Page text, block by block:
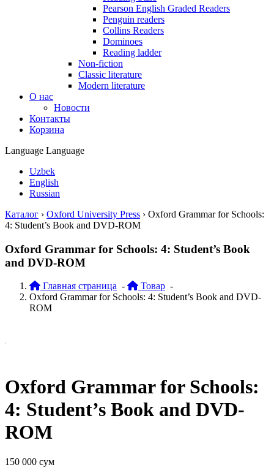
Pearson English Graded Readers
Penguin readers
Collins Readers
Dominoes
Reading ladder
Non-fiction
Classic literature
Modern literature
О нас
Новости
Контакты
Корзина
Language Language
Uzbek
English
Russian
Каталог › Oxford University Press › Oxford Grammar for Schools:
4: Student’s Book and DVD-ROM
Oxford Grammar for Schools: 4: Student’s Book
and DVD-ROM
Главная страница - Товар -
Oxford Grammar for Schools: 4: Student’s Book and DVD-
ROM
Oxford Grammar for Schools:
4: Student’s Book and DVD-
ROM
150 000 сум